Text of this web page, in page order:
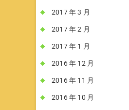
2017 年 3 月
2017 年 2 月
2017 年 1 月
2016 年 12 月
2016 年 11 月
2016 年 10 月